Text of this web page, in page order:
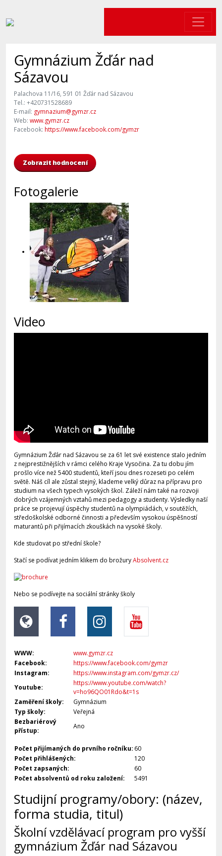
Gymnázium Žďár nad
Sázavou
Palachova 11/16, 591 01 Žďár nad Sázavou
Tel.: +420731528689
E-mail: gymnazium@gymzr.cz
Web: www.gymzr.cz
Facebook: https://www.facebook.com/gymzr
Zobrazit hodnocení
Fotogalerie
Video
Gymnázium Žďár nad Sázavou se za 61 let své existence stalo jedním
z nejprestižnějších v rámci celého Kraje Vysočina. Za tu dobu jím
prošlo více než 5400 studentů, kteří jsou dnes rozeseti po celém
světě. Náš cíl ale zůstal stejný, klademe velký důraz na přípravu pro
studium na všech typech vysokých škol. Záleží nám také na rozvoji
dobrých vzájemných vztahů mezi pedagogy a studenty. Výsledky naší
práce se projevují úspěchy studentů na olympiádách, v soutěžích,
středoškolské odborné činnosti a především vysokou úspěšností
maturantů při přijímacích zkouškách na vysoké školy.
Kde studovat po střední škole?
Stačí se podívat jedním klikem do brožuryAbsolvent.cz
Nebo se podívejte na sociální stránky školy
WWW:
www.gymzr.cz
Facebook:
https://www.facebook.com/gymzr
Instagram:
https://www.instagram.com/gymzr.cz/
Youtube:
https://www.youtube.com/watch?
v=ho96QO01Rdo&t=1s
Zaměření školy:
Gymnázium
Typ školy:
Veřejná
Bezbariérový
přístup:
Ano
Počet přijímaných do prvního ročníku: 60
Počet přihlášených:
120
Počet zapsaných:
60
Počet absolventů od roku založení:
5491
Studijní programy/obory: (název,
forma studia, titul)
Školní vzdělávací program pro vyšší
gymnázium Žďár nad Sázavou